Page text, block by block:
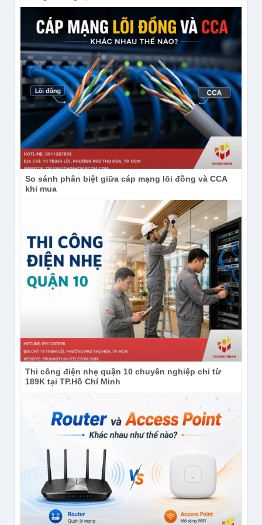
màu suốt đêm, Chế độ hồng ngoại và Chế độ tắt đèn
để tiết kiệm pin. Sự linh hoạt này giúp thiết bị thích
ứng hoàn hảo với từng mục đích sử dụng cụ thể.
Công nghệ quan sát ban đêm có màu thông minh trên
Imou IPC-B7ED-5M0TEA-EU/FSP14
Khả năng phát hiện con người bằng AI
và cảm biến PIR của Imou IPC-B7ED-
5M0TEA-EU/FSP14
Để giảm thiểu báo động giả gây phiền nhiễu, Imou
IPC-B7ED-5M0TEA-EU/FSP14 sở hữu sự kết hợp
kép giữa cảm biến nhiệt PIR và thuật toán AI nhận
diện dáng người tiên tiến.
Cảm biến PIR (Passive Infrared) trên Imou IPC-
B7ED-5M0TEA-EU/FSP14 chỉ kích hoạt khi phát
hiện nguồn nhiệt chuyển động như con người hoặc
động vật lớn, loại bỏ hoàn toàn các thông báo rác do
lá cây rơi hay côn trùng bay qua ống kính. Ngay sau
đó, thuật toán AI sẽ phân tích để xác nhận chính xác
đó có phải là con người hay không. Khi xác định có
xâm nhập trái phép, camera sẽ lập tức gửi thông báo
đẩy về điện thoại và kích hoạt còi báo động cùng đèn
So sánh phân biệt giữa cáp mạng lõi đồng và CCA
khi mua
Thi công điện nhẹ quận 10 chuyên nghiệp chỉ từ
189K tại TP.Hồ Chí Minh